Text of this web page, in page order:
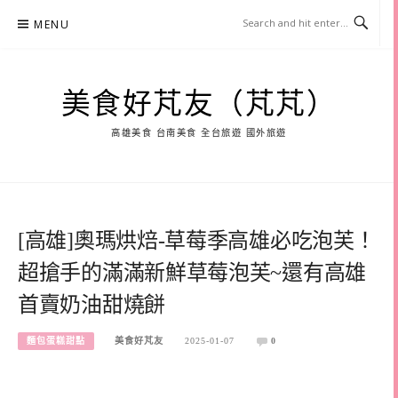
MENU
美食好芃友（芃芃）
高雄美食 台南美食 全台旅遊 國外旅遊
[高雄]奧瑪烘焙-草莓季高雄必吃泡芙！
超搶手的滿滿新鮮草莓泡芙~還有高雄
首賣奶油甜燒餅
麵包蛋糕甜點 美食好芃友 2025-01-07 0